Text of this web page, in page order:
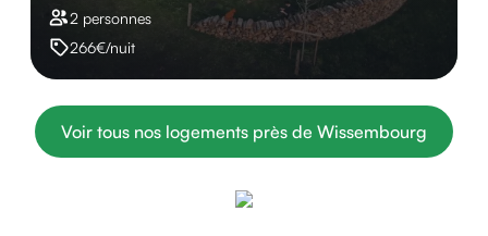
2 personnes
266€/nuit
Voir tous nos logements près de Wissembourg